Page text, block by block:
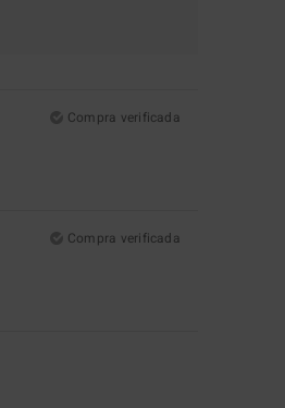
Compra verificada
Compra verificada